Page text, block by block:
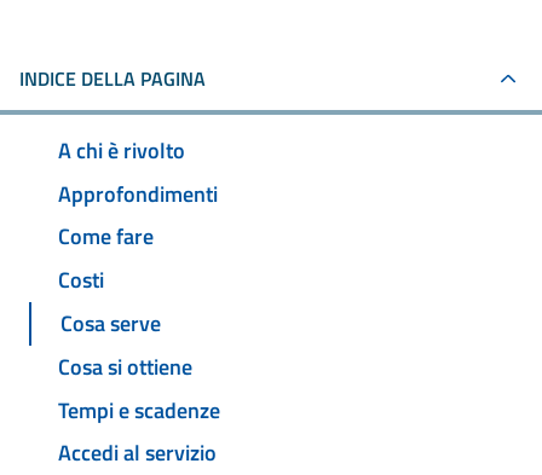
INDICE DELLA PAGINA
A chi è rivolto
Approfondimenti
Come fare
Costi
Cosa serve
Cosa si ottiene
Tempi e scadenze
Accedi al servizio